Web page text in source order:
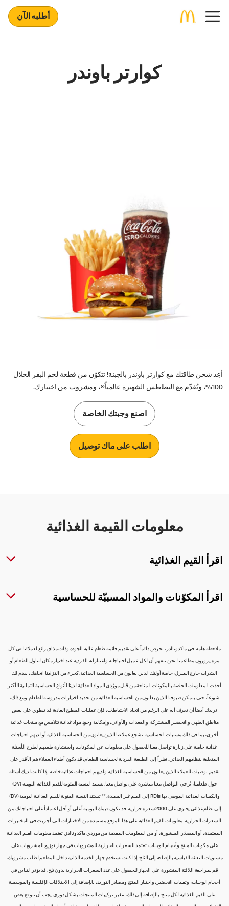
أطلبه الآن
كوارتر باوندر
أعِد شحن طاقتك مع كوارتر باوندر بالجبنة! تتكوّن من قطعة لحم البقر الحلال
100%، وتُقدّم مع البطاطس الشهيرة عالمياً®، ومشروب من اختيارك.
اصنع وجبتك الخاصة
اطلب على ماك توصيل
معلومات القيمة الغذائية
اقرأ القيم الغذائية
اقرأ المكوّنات والمواد المسببّة للحساسية
ملاحظة هامة: في ماكدونالدز، نحرص دائماً على تقديم قائمة طعام عالية الجودة وذات مذاق رائع لعملائنا في كل
مرة يزورون مطاعمنا. نحن نتفهم أن لكل عميل احتياجاته واعتباراته الفردية عند اختيار مكان لتناول الطعام أو
الشراب خارج المنزل، خاصة أولئك الذين يعانون من الحساسية الغذائية. كجزء من التزامنا اتجاهك، نقدم لك
أحدث المعلومات الخاصة بالمكونات المتاحة من قبل مورّدي المواد الغذائية لدينا لأنواع الحساسية الثمانية الأكثر
شيوعاً، حتى يتمكن ضيوفنا الذين يعانون من الحساسية الغذائية من تحديد اختيارات مدروسة للطعام. ومع ذلك،
نريدك أيضاً أن تعرف أنه على الرغم من اتخاذ الاحتياطات، فإن عمليات المطبخ العادية قد تنطوي على بعض
مناطق الطهي والتحضير المشتركة، والمعدات والأواني، وإمكانية وجود مواد غذائية تتلامس مع منتجات غذائية
أخرى، بما في ذلك مسببات الحساسية. نشجع عملاءنا الذين يعانون من الحساسية الغذائية أو لديهم احتياجات
غذائية خاصة على زيارة تواصل معنا للحصول على معلومات عن المكونات، واستشارة طبيبهم لطرح الأسئلة
المتعلقة بنظامهم الغذائي. نظراً إلى الطبيعة الفردية لحساسية الطعام، قد يكون أطباء العملاء هم الأقدر على
تقديم توصيات للعملاء الذين يعانون من الحساسية الغذائية ولديهم احتياجات غذائية خاصة. إذا كانت لديك أسئلة
حول طعامنا، يُرجى التواصل معنا مباشرة على تواصل معنا. تستند النسبة المئوية للقيم الغذائية اليومية (DV)
والكميات الغذائية الموصى بها RDIs إلى القيم غير المقيدة. ** تستند النسبة المئوية للقيم الغذائية اليومية (DV)
إلى نظام غذائي يحتوي على 2000 سعرة حرارية. قد تكون قيمك اليومية أعلى أو أقل اعتماداً على احتياجاتك من
السعرات الحرارية. معلومات القيم الغذائية على هذا الموقع مستمدة من الاختبارات التي أجريت في المختبرات
المعتمدة، أو المصادر المنشورة، أو من المعلومات المقدمة من موردي ماكدونالدز. تعتمد معلومات القيم الغذائية
على مكونات المنتج وأحجام الوجبات. تعتمد السعرات الحرارية للمشروبات في جهاز توزيع المشروبات على
مستويات التعبئة القياسية بالإضافة إلى الثلج. إذا كنت تستخدم جهاز الخدمة الذاتية داخل المطعم لطلب مشروبك،
قم بمراجعة اللافتة المنشورة على الجهاز للحصول على عدد السعرات الحرارية بدون ثلج. قد يؤثر التباين في
أحجام الوجبات، وتقنيات التحضير، واختبار المنتج ومصادر التوريد، بالإضافة إلى الاختلافات الإقليمية والموسمية
على القيم الغذائية لكل منتج. بالإضافة إلى ذلك، تتغير تركيبات المنتجات بشكل دوري. يجب أن تتوقع بعض